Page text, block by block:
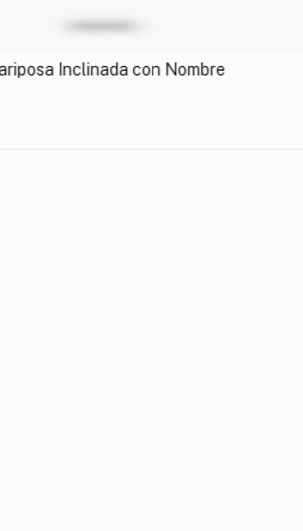
Inclinada con Nombre